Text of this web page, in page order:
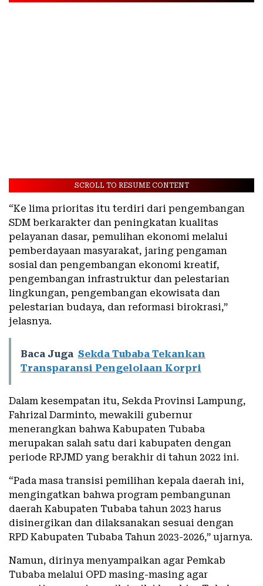
SCROLL TO RESUME CONTENT
“Ke lima prioritas itu terdiri dari pengembangan
SDM berkarakter dan peningkatan kualitas
pelayanan dasar, pemulihan ekonomi melalui
pemberdayaan masyarakat, jaring pengaman
sosial dan pengembangan ekonomi kreatif,
pengembangan infrastruktur dan pelestarian
lingkungan, pengembangan ekowisata dan
pelestarian budaya, dan reformasi birokrasi,”
jelasnya.
Baca Juga Sekda Tubaba Tekankan
Transparansi Pengelolaan Korpri
Dalam kesempatan itu, Sekda Provinsi Lampung,
Fahrizal Darminto, mewakili gubernur
menerangkan bahwa Kabupaten Tubaba
merupakan salah satu dari kabupaten dengan
periode RPJMD yang berakhir di tahun 2022 ini.
“Pada masa transisi pemilihan kepala daerah ini,
mengingatkan bahwa program pembangunan
daerah Kabupaten Tubaba tahun 2023 harus
disinergikan dan dilaksanakan sesuai dengan
RPD Kabupaten Tubaba Tahun 2023-2026,” ujarnya.
Namun, dirinya menyampaikan agar Pemkab
Tubaba melalui OPD masing-masing agar